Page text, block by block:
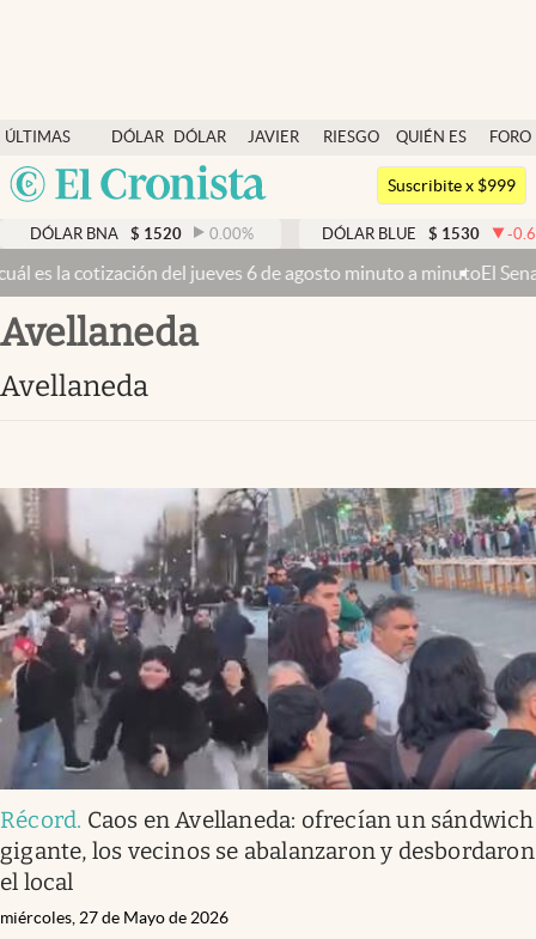
ÚLTIMAS
NOTICIAS
DÓLAR
DÓLAR
BLUE
JAVIER
RIESGO
QUIÉN ES
QUIÉN
FORO
Argentina
México
Dólar
Members
Economía y Política
Finanzas y Mercados
Mercados Online
Infotechnology
Clase
Clima
Mundial 2026
Eventos Corporativos
El Cronista Studio
Mediakit
abre en nueva pestaña
Suscribite x $999
$ 1520 0.00% DÓLAR BLUE $ 1530 -0.65%
6 de agosto minuto a minuto El Senado busca aprobar la Ley
avellaneda
avellaneda
Récord. Caos en Avellaneda: ofrecían un sándwich
gigante, los vecinos se abalanzaron y desbordaron
el local
miércoles, 27 de Mayo de 2026